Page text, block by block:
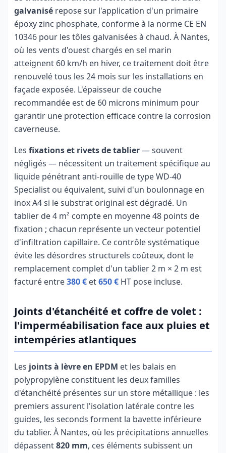
galvanisé repose sur l'application d'un primaire
époxy zinc phosphate, conforme à la norme CE EN
10346 pour les tôles galvanisées à chaud. À Nantes,
où les vents d'ouest chargés en sel marin
atteignent 60 km/h en hiver, ce traitement doit être
renouvelé tous les 24 mois sur les installations en
façade exposée. L'épaisseur de couche
recommandée est de 60 microns minimum pour
garantir une protection efficace contre la corrosion
caverneuse.
Les fixations et rivets de tablier— souvent
négligés — nécessitent un traitement spécifique au
liquide pénétrant anti-rouille de type WD-40
Specialist ou équivalent, suivi d'un boulonnage en
inox A4 si le substrat original est dégradé. Un
tablier de 4 m² compte en moyenne 48 points de
fixation ; chacun représente un vecteur potentiel
d'infiltration capillaire. Ce contrôle systématique
évite les désordres structurels coûteux, dont le
remplacement complet d'un tablier 2 m × 2 m est
facturé entre380 € et650 € HT pose incluse.
Joints d'étanchéité et coffre de volet :
l'imperméabilisation face aux pluies et
intempéries atlantiques
Les joints à lèvre en EPDM et les balais en
polypropylène constituent les deux familles
d'étanchéité présentes sur un store métallique : les
premiers assurent l'isolation latérale contre les
guides, les seconds forment la bavette inférieure
du tablier. À Nantes, où les précipitations annuelles
dépassent820 mm, ces éléments subissent un